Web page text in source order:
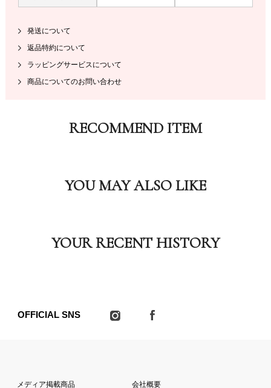
発送について
返品特約について
ラッピングサービスについて
商品についてのお問い合わせ
RECOMMEND ITEM
YOU MAY ALSO LIKE
YOUR RECENT HISTORY
OFFICIAL SNS
メディア掲載商品
会社概要